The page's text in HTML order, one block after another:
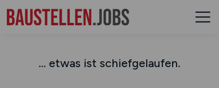
... etwas ist schiefgelaufen.